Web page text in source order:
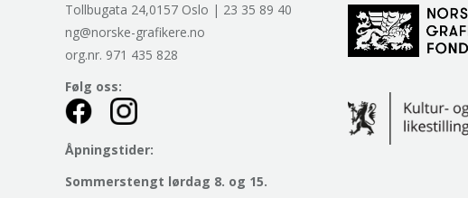
Tollbugata 24,0157 Oslo | 23 35 89 40
ng@norske-grafikere.no
org.nr. 971 435 828
Følg oss:
Åpningstider:
Sommerstengt lørdag 8. og 15.